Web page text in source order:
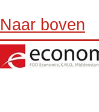
Naar boven